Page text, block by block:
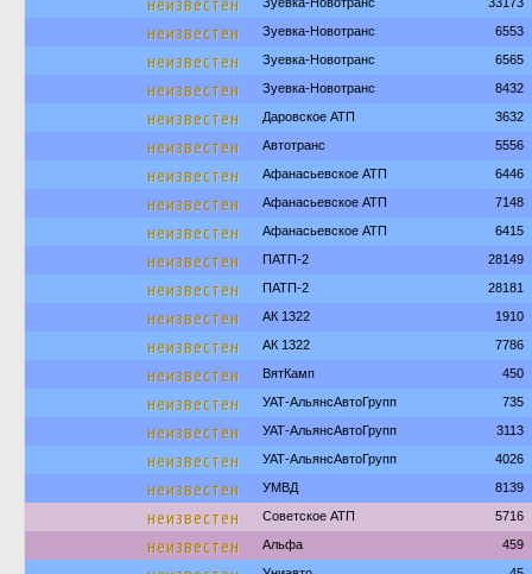
неизвестен Зуевка-Новотранс 6553
неизвестен Зуевка-Новотранс 6565
неизвестен Зуевка-Новотранс 8432
неизвестен Даровское АТП 3632
неизвестен Автотранс 5556
неизвестен Афанасьевское АТП 6446
неизвестен Афанасьевское АТП 7148
неизвестен Афанасьевское АТП 6415
неизвестен ПАТП-2 28149
неизвестен ПАТП-2 28181
неизвестен АК 1322 1910
неизвестен АК 1322 7786
неизвестен ВятКамп 450
неизвестен УАТ-АльянсАвтоГрупп 735
неизвестен УАТ-АльянсАвтоГрупп 3113
неизвестен УАТ-АльянсАвтоГрупп 4026
неизвестен УМВД 8139
неизвестен Советское АТП 5716
неизвестен Альфа 459